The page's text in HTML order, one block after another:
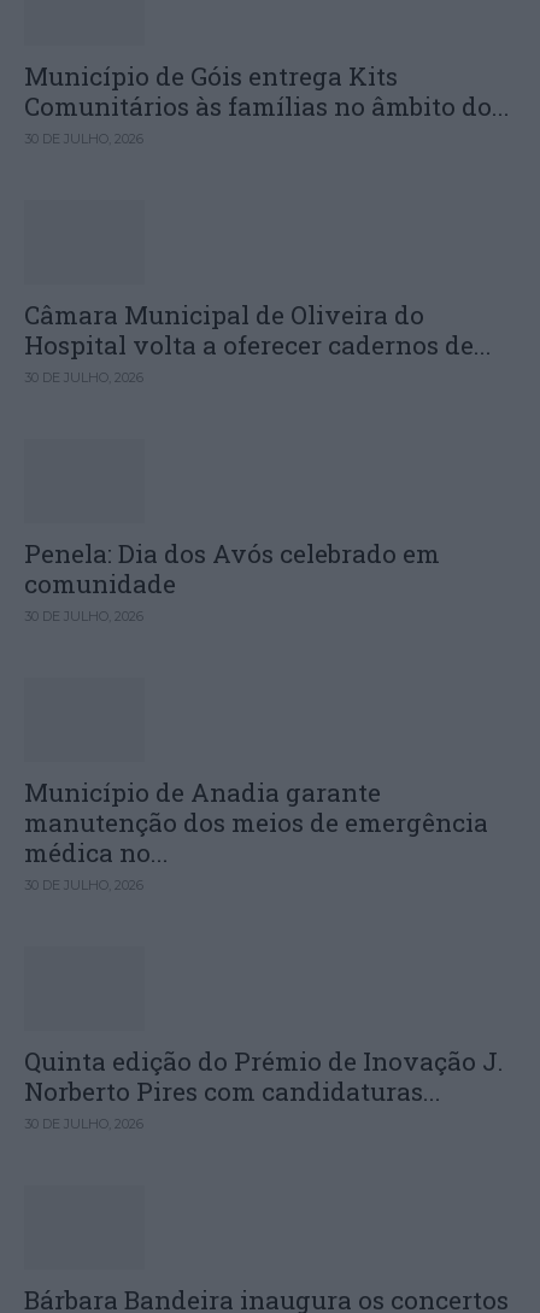
Município de Góis entrega Kits
Comunitários às famílias no âmbito do...
30 DE JULHO, 2026
Câmara Municipal de Oliveira do
Hospital volta a oferecer cadernos de...
30 DE JULHO, 2026
Penela: Dia dos Avós celebrado em
comunidade
30 DE JULHO, 2026
Município de Anadia garante
manutenção dos meios de emergência
médica no...
30 DE JULHO, 2026
Quinta edição do Prémio de Inovação J.
Norberto Pires com candidaturas...
30 DE JULHO, 2026
Bárbara Bandeira inaugura os concertos